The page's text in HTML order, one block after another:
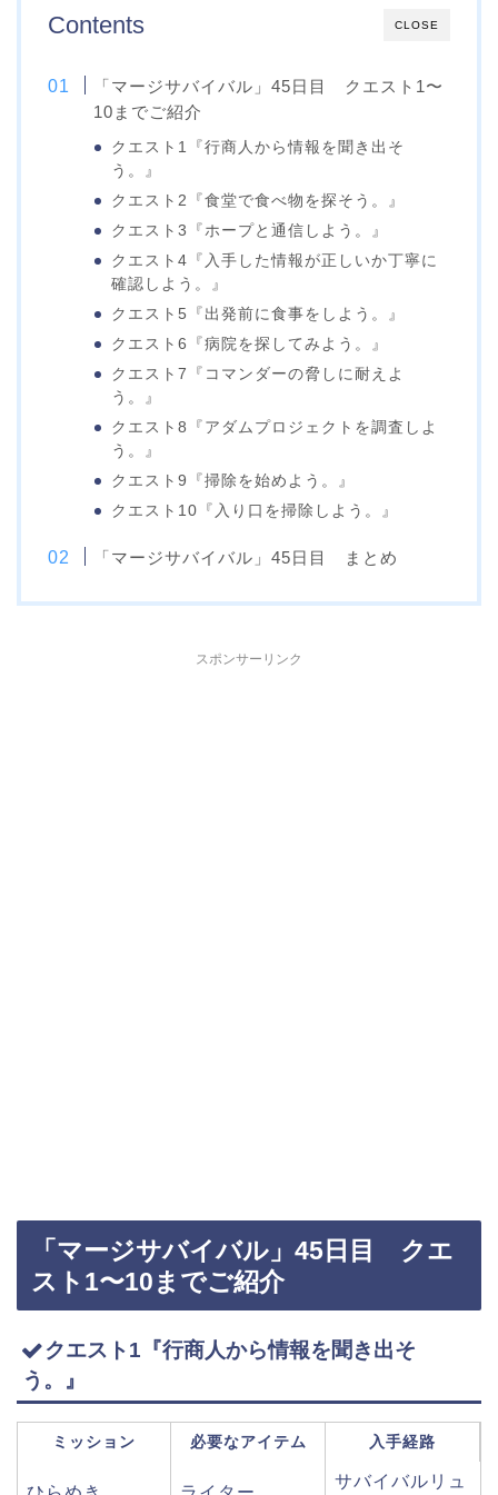
CLOSE
Contents
「マージサバイバル」45日目 クエスト1〜
10までご紹介
クエスト1『行商人から情報を聞き出そ
う。』
クエスト2『食堂で食べ物を探そう。』
クエスト3『ホープと通信しよう。』
クエスト4『入手した情報が正しいか丁寧に
確認しよう。』
クエスト5『出発前に食事をしよう。』
クエスト6『病院を探してみよう。』
クエスト7『コマンダーの脅しに耐えよ
う。』
クエスト8『アダムプロジェクトを調査しよ
う。』
クエスト9『掃除を始めよう。』
クエスト10『入り口を掃除しよう。』
「マージサバイバル」45日目 まとめ
スポンサーリンク
「マージサバイバル」45日目 クエ
スト1〜10までご紹介
クエスト1『行商人から情報を聞き出そ
う。』
ミッション 必要なアイテム 入手経路
サバイバルリュ